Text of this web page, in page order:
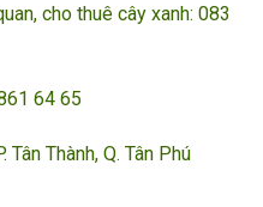
cho thuê cây xanh: 083
64 65
Thành, Q. Tân Phú